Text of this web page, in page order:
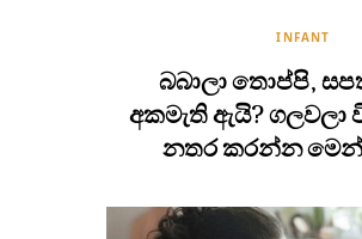
INFANT
බබාලා තොප්පි,
අකමැති ඇයි?
නතර කරන්න